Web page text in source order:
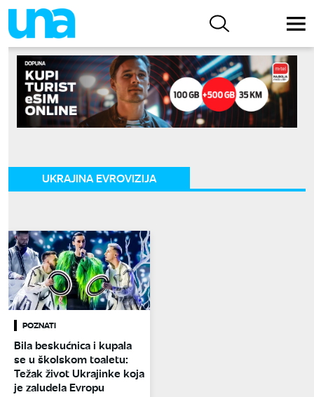
UKRAJINA EVROVIZIJA
POZNATI
Bila beskućnica i kupala
se u školskom toaletu:
Težak život Ukrajinke koja
je zaludela Evropu